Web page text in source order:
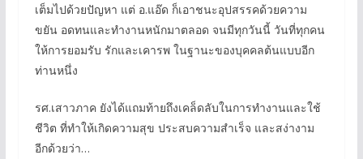
เต็มไปด้วยปัญหา แต่ อ.แอ๊ด ก็เอาชนะอุปสรรคด้วยความ
ขยัน อดทนและทำงานหนักมาตลอด จนมีทุกวันนี้ วันที่ทุกคน
ให้การยอมรับ รักและเคารพ ในฐานะของบุคคลต้นแบบอีก
ท่านหนึ่ง
รศ.เสาวภาค ยังได้แถมท้ายถึงเคล็ดลับในการทำงานและใช้
ชีวิต ที่ทำให้เกิดความสุข ประสบความสำเร็จ และสง่างาม
อีกด้วยว่า…